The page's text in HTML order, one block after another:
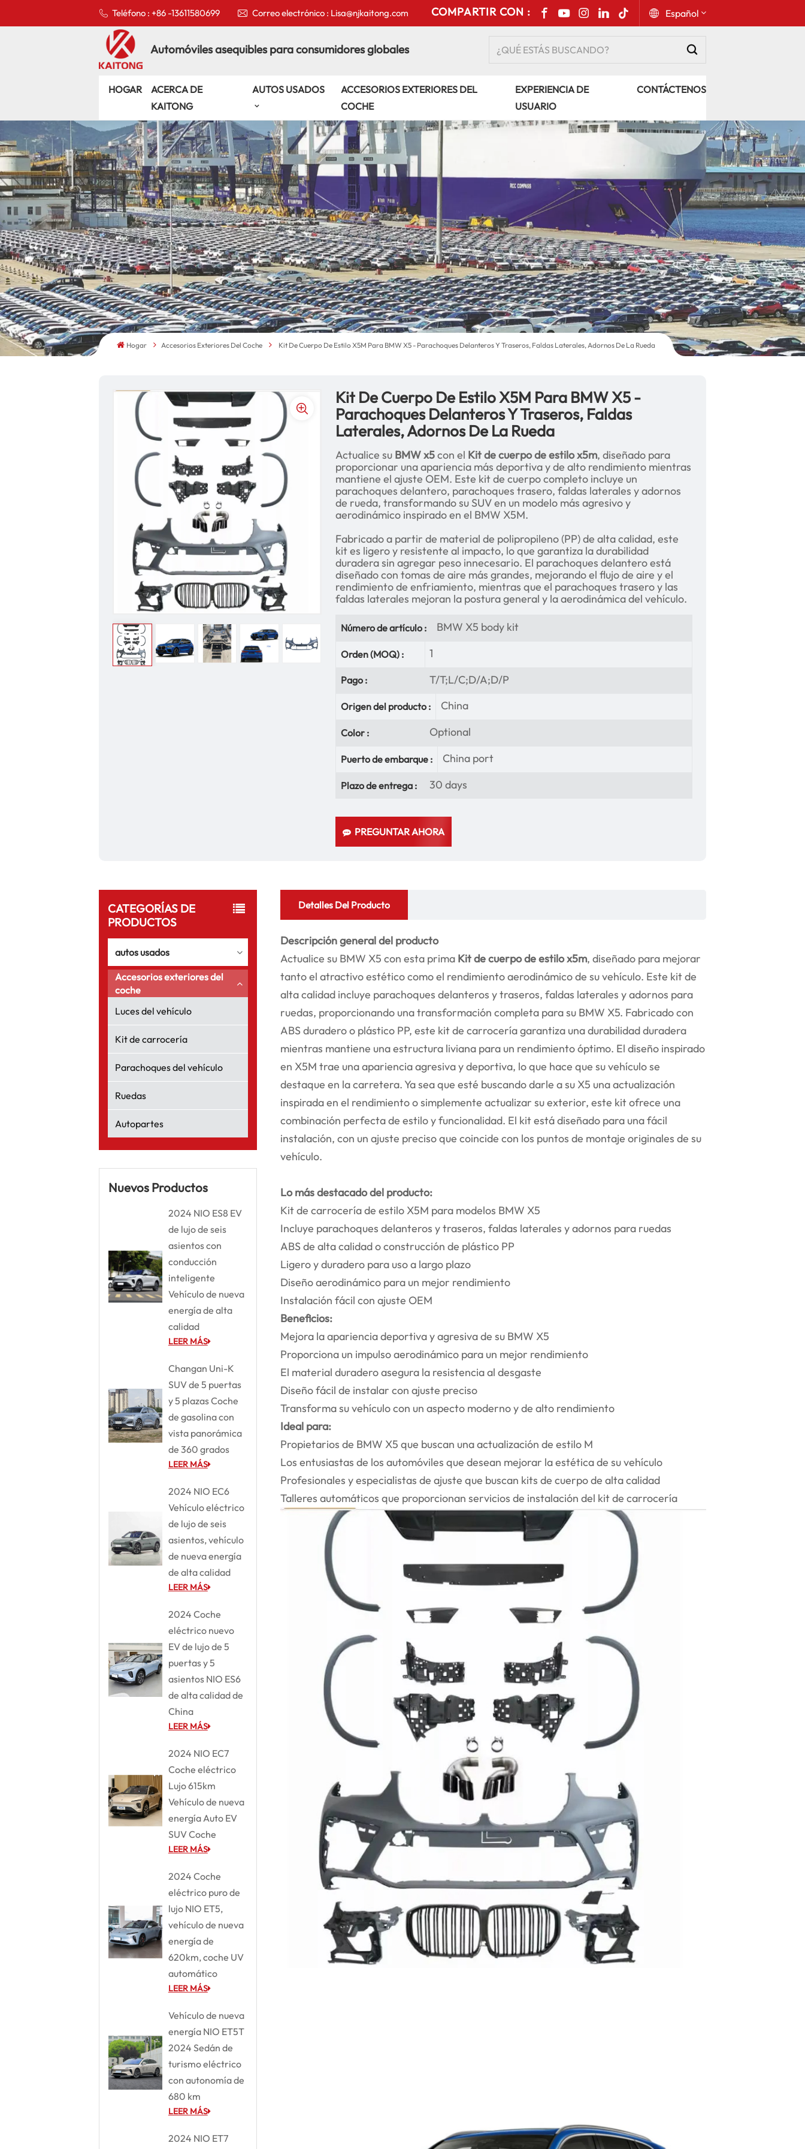
Teléfono : +86 -13611580699 Correo electrónico : Lisa@njkaitong.com COMPARTIR CON : Español
Русский
Español
Português
عربي
kiswahili
Automóviles asequibles para consumidores globales
HOGAR
ACERCA DE
KAITONG
AUTOS USADOS
ACCESORIOS EXTERIORES DEL
COCHE
EXPERIENCIA DE
USUARIO
CONTÁCTENOS
Hogar Accesorios Exteriores Del Coche Kit De Cuerpo De Estilo X5M Para BMW X5 - Parachoques Delanteros Y Traseros, Faldas Laterales, Adornos De La Rueda
Kit De Cuerpo De Estilo X5M Para BMW X5 -
Parachoques Delanteros Y Traseros, Faldas
Laterales, Adornos De La Rueda
Actualice su BMW x5con el Kit de cuerpo de estilo x5m, diseñado para
proporcionar una apariencia más deportiva y de alto rendimiento mientras
mantiene el ajuste OEM. Este kit de cuerpo completo incluye un
parachoques delantero, parachoques trasero, faldas laterales y adornos
de rueda, transformando su SUV en un modelo más agresivo y
aerodinámico inspirado en el BMW X5M.
Fabricado a partir de material de polipropileno (PP) de alta calidad, este
kit es ligero y resistente al impacto, lo que garantiza la durabilidad
duradera sin agregar peso innecesario. El parachoques delantero está
diseñado con tomas de aire más grandes, mejorando el flujo de aire y el
rendimiento de enfriamiento, mientras que el parachoques trasero y las
faldas laterales mejoran la postura general y la aerodinámica del vehículo.
Número de artículo : BMW X5 body kit
Orden (MOQ) : 1
Pago : T/T;L/C;D/A;D/P
Origen del producto : China
Color : Optional
Puerto de embarque : China port
Plazo de entrega : 30 days
PREGUNTAR AHORA
CATEGORÍAS DE
PRODUCTOS
autos usados
Accesorios exteriores del
coche
Luces del vehículo
Kit de carrocería
Parachoques del vehículo
Ruedas
Autopartes
Nuevos Productos
2024 NIO ES8 EV
de lujo de seis
asientos con
conducción
inteligente
Vehículo de nueva
energía de alta
calidad
LEER MÁS
Changan Uni-K
SUV de 5 puertas
y 5 plazas Coche
de gasolina con
vista panorámica
de 360 grados
LEER MÁS
2024 NIO EC6
Vehículo eléctrico
de lujo de seis
asientos, vehículo
de nueva energía
de alta calidad
LEER MÁS
2024 Coche
eléctrico nuevo
EV de lujo de 5
puertas y 5
asientos NIO ES6
de alta calidad de
China
LEER MÁS
2024 NIO EC7
Coche eléctrico
Lujo 615km
Vehículo de nueva
energía Auto EV
SUV Coche
LEER MÁS
2024 Coche
eléctrico puro de
lujo NIO ET5,
vehículo de nueva
energía de
620km, coche UV
automático
LEER MÁS
Vehículo de nueva
energía NIO ET5T
2024 Sedán de
turismo eléctrico
con autonomía de
680 km
LEER MÁS
2024 NIO ET7
Detalles Del Producto
Descripción general del producto
Actualice su BMW X5 con esta prima Kit de cuerpo de estilo x5m, diseñado para mejorar
tanto el atractivo estético como el rendimiento aerodinámico de su vehículo. Este kit de
alta calidad incluye parachoques delanteros y traseros, faldas laterales y adornos para
ruedas, proporcionando una transformación completa para su BMW X5. Fabricado con
ABS duradero o plástico PP, este kit de carrocería garantiza una durabilidad duradera
mientras mantiene una estructura liviana para un rendimiento óptimo. El diseño inspirado
en X5M trae una apariencia agresiva y deportiva, lo que hace que su vehículo se
destaque en la carretera. Ya sea que esté buscando darle a su X5 una actualización
inspirada en el rendimiento o simplemente actualizar su exterior, este kit ofrece una
combinación perfecta de estilo y funcionalidad. El kit está diseñado para una fácil
instalación, con un ajuste preciso que coincide con los puntos de montaje originales de su
vehículo.
Lo más destacado del producto:
Kit de carrocería de estilo X5M para modelos BMW X5
Incluye parachoques delanteros y traseros, faldas laterales y adornos para ruedas
ABS de alta calidad o construcción de plástico PP
Ligero y duradero para uso a largo plazo
Diseño aerodinámico para un mejor rendimiento
Instalación fácil con ajuste OEM
Beneficios:
Mejora la apariencia deportiva y agresiva de su BMW X5
Proporciona un impulso aerodinámico para un mejor rendimiento
El material duradero asegura la resistencia al desgaste
Diseño fácil de instalar con ajuste preciso
Transforma su vehículo con un aspecto moderno y de alto rendimiento
Ideal para:
Propietarios de BMW X5 que buscan una actualización de estilo M
Los entusiastas de los automóviles que desean mejorar la estética de su vehículo
Profesionales y especialistas de ajuste que buscan kits de cuerpo de alta calidad
Talleres automáticos que proporcionan servicios de instalación del kit de carrocería